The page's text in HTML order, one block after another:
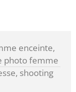
enceinte,
photo femme
, shooting